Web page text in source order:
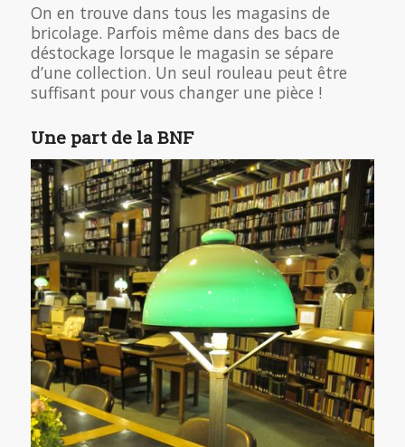
On en trouve dans tous les magasins de
bricolage. Parfois même dans des bacs de
déstockage lorsque le magasin se sépare
d’une collection. Un seul rouleau peut être
suffisant pour vous changer une pièce !
Une part de la BNF